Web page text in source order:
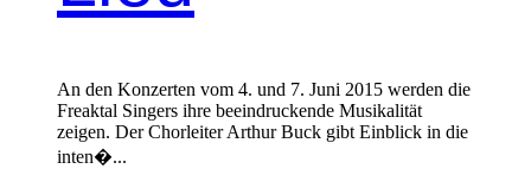
An den Konz­erten vom 4. und 7. Juni 2015 wer­den die
Freak­tal Singers ihre beein­druck­ende Musikalität
zeigen. Der Chor­leit­er Arthur Buck gibt Ein­blick in die
inten�...